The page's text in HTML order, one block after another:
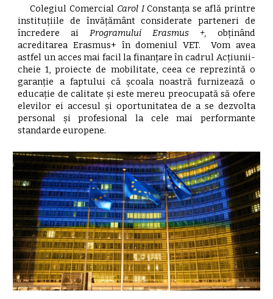
Colegiul Comercial Carol IConstanța se află printre
instituțiile de învățământ considerate parteneri de
încredere aiProgramului Erasmus +, obținând
acreditarea Erasmus+ în domeniul VET. Vom avea
astfel un acces mai facil la finanțare în cadrul Acțiunii-
cheie 1, proiecte de mobilitate, ceea ce reprezintă o
garanție a faptului că școala noastră furnizează o
educație de calitate și este mereu preocupată să ofere
elevilor ei accesul și oportunitatea de a se dezvolta
personal și profesional la cele mai performante
standarde europene.